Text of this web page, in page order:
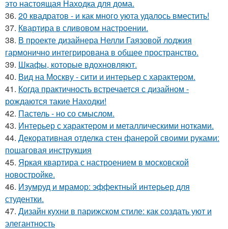
это настоящая Находка для дома.
36. 20 квадратов - и как много уюта удалось вместить!
37. Квартира в сливовом настроении.
38. В проекте дизайнера Нелли Гаязовой лоджия
гармонично интегрирована в общее пространство.
39. Шкафы, которые вдохновляют.
40. Вид на Москву - сити и интерьер с характером.
41. Когда практичность встречается с дизайном -
рождаются такие Находки!
42. Пастель - но со смыслом.
43. Интерьер с характером и металлическими нотками.
44. Декоративная отделка стен фанерой своими руками:
пошаговая инструкция
45. Яркая квартира с настроением в московской
новостройке.
46. Изумруд и мрамор: эффектный интерьер для
студентки.
47. Дизайн кухни в парижском стиле: как создать уют и
элегантность